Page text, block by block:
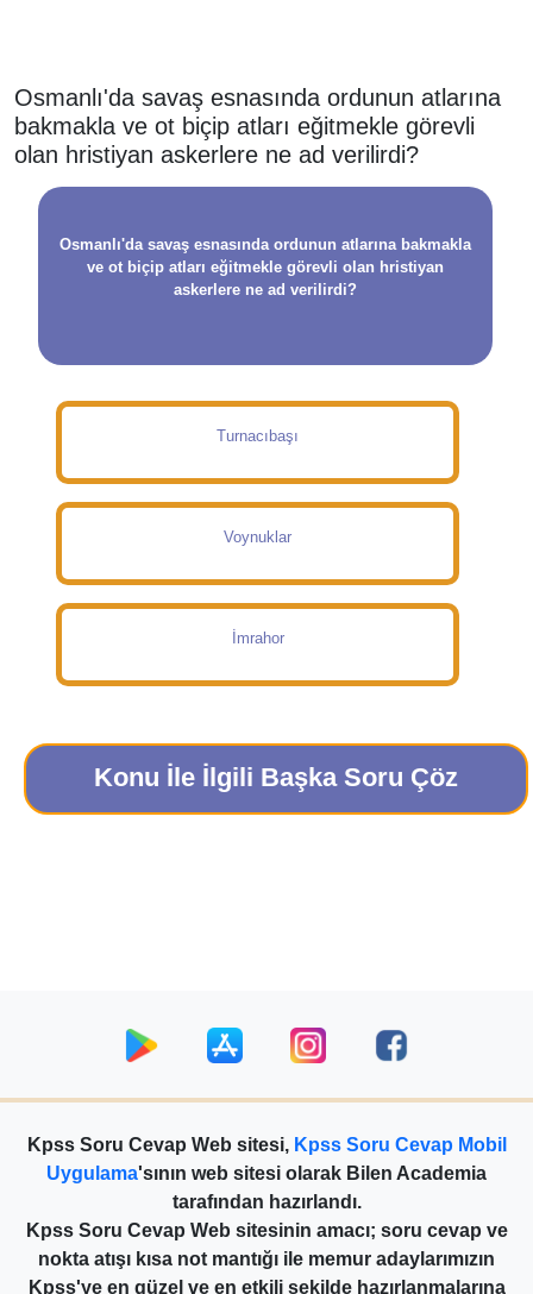
Osmanlı'da savaş esnasında ordunun atlarına
bakmakla ve ot biçip atları eğitmekle görevli
olan hristiyan askerlere ne ad verilirdi?
Osmanlı'da savaş esnasında ordunun atlarına bakmakla
ve ot biçip atları eğitmekle görevli olan hristiyan
askerlere ne ad verilirdi?
Turnacıbaşı
Voynuklar
İmrahor
Konu İle İlgili Başka Soru Çöz
Kpss Soru Cevap Web sitesi, Kpss Soru Cevap Mobil
Uygulama'sının web sitesi olarak Bilen Academia
tarafından hazırlandı.
Kpss Soru Cevap Web sitesinin amacı; soru cevap ve
nokta atışı kısa not mantığı ile memur adaylarımızın
Kpss'ye en güzel ve en etkili şekilde hazırlanmalarına